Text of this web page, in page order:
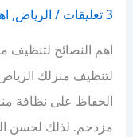
3 تعليقات / الرياض,
لتنظيف منزلك
الحفاظ على نظافة
مزدحم. لذلك لحسن